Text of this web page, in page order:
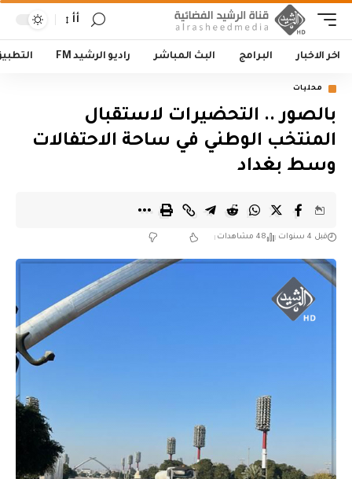
أأ
اخر الاخبار البرامج البث المباشر راديو الرشيد FM
محليات
بالصور .. التحضيرات لاستقبال
المنتخب الوطني في ساحة الاحتفالات
وسط بغداد
قبل 4 سنوات 48 مشاهدات